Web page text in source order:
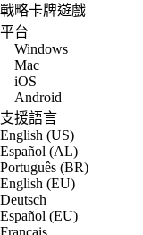
戰略卡牌遊戲
平台
Windows
Mac
iOS
Android
支援語言
English (US)
Español (AL)
Português (BR)
English (EU)
Deutsch
Español (EU)
Français